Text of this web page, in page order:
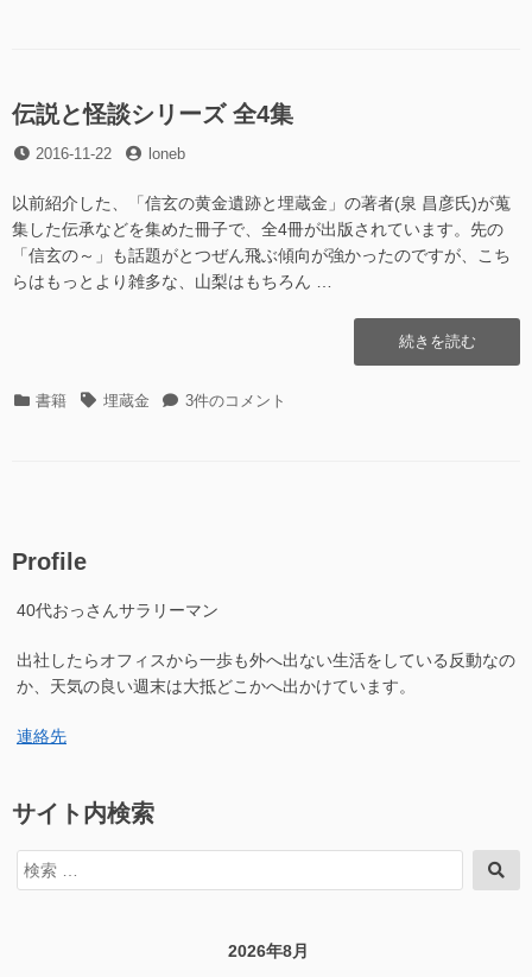
の
伝説と怪談シリーズ 全4集
投
日
2016-11-22
投
者
loneb
以前紹介した、「信玄の黄金遺跡と埋蔵金」の著者(泉 昌彦氏)が蒐
集した伝承などを集めた冊子で、全4冊が出版されています。先の
「信玄の～」も話題がとつぜん飛ぶ傾向が強かったのですが、こち
らはもっとより雑多な、山梨はもちろん …
“伝
説
続きを読む
カ 書籍
タ 埋蔵金
伝
全
集
へ
3件のコメント
Profile
40代おっさんサラリーマン
出社したらオフィスから一歩も外へ出ない生活をしている反動なの
か、天気の良い週末は大抵どこかへ出かけています。
連絡先
サイト内検索
検
索
索
2026年8月